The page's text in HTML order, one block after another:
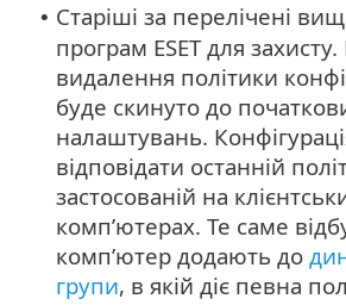
• Старіші за перелічені
програм ESET для захисту.
видалення політики
буде скинуто до
налаштувань.
відповідати останній
застосованій на
комп’ютерах. Те саме
комп’ютер додають до
групи, в якій діє певна